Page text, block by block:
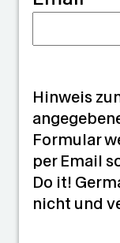
Hinweis
Formular
per Email
Do it!
nicht und